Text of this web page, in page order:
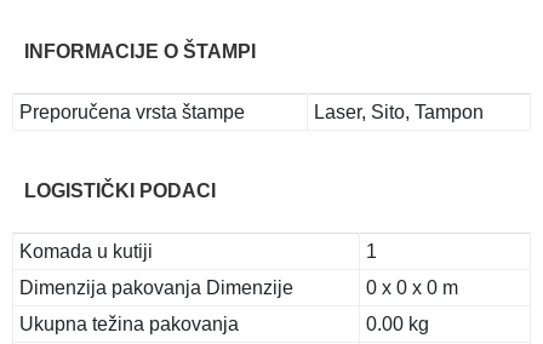
INFORMACIJE O ŠTAMPI
Preporučena vrsta štampe Laser, Sito, Tampon
LOGISTIČKI PODACI
Komada u kutiji
1
Dimenzija pakovanja Dimenzije
0 x 0 x 0 m
Ukupna težina pakovanja
0.00 kg